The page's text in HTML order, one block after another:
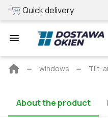
Quick delivery
Main
windows Tilt-
About the product